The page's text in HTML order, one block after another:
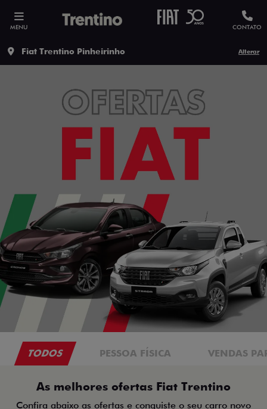
MENU CONTATO
Fiat Trentino Pinheirinho Alterar
TODOS PESSOA FÍSICA VENDAS
As melhores ofertas Fiat Trentino
Confira abaixo as ofertas e conquiste o seu carro novo